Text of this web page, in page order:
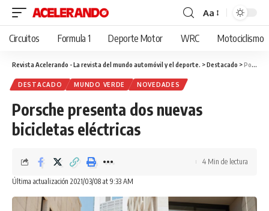
Cambiar
tamaño
fuente
Aa
Circuitos Formula 1 Deporte Motor WRC Motociclismo
Revista Acelerando - La revista del mundo automóvil y el deporte. >Destacado >Porsche presenta dos nuevas bicicletas eléctricas
DESTACADO MUNDO VERDE NOVEDADES
Porsche presenta dos nuevas
bicicletas eléctricas
Última actualización 2021/03/08 at 9:33 AM
4 Min de lectura